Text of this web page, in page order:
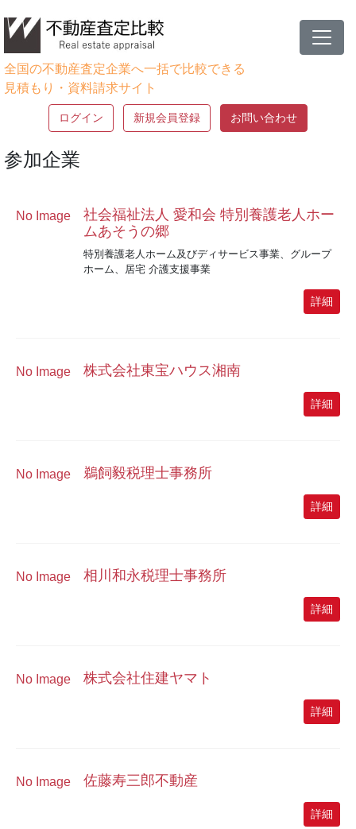
全国の不動産査定企業へ一括で比較できる
見積もり・資料請求サイト
ログイン 新規会員登録 お問い合わせ
参加企業
No Image
社会福祉法人 愛和会 特別養護老人ホー
ムあそうの郷
特別養護老人ホーム及びディサービス事業、グループ
ホーム、居宅 介護支援事業
詳細
No Image 株式会社東宝ハウス湘南
詳細
No Image 鵜飼毅税理士事務所
詳細
No Image 相川和永税理士事務所
詳細
No Image 株式会社住建ヤマト
詳細
No Image 佐藤寿三郎不動産
詳細